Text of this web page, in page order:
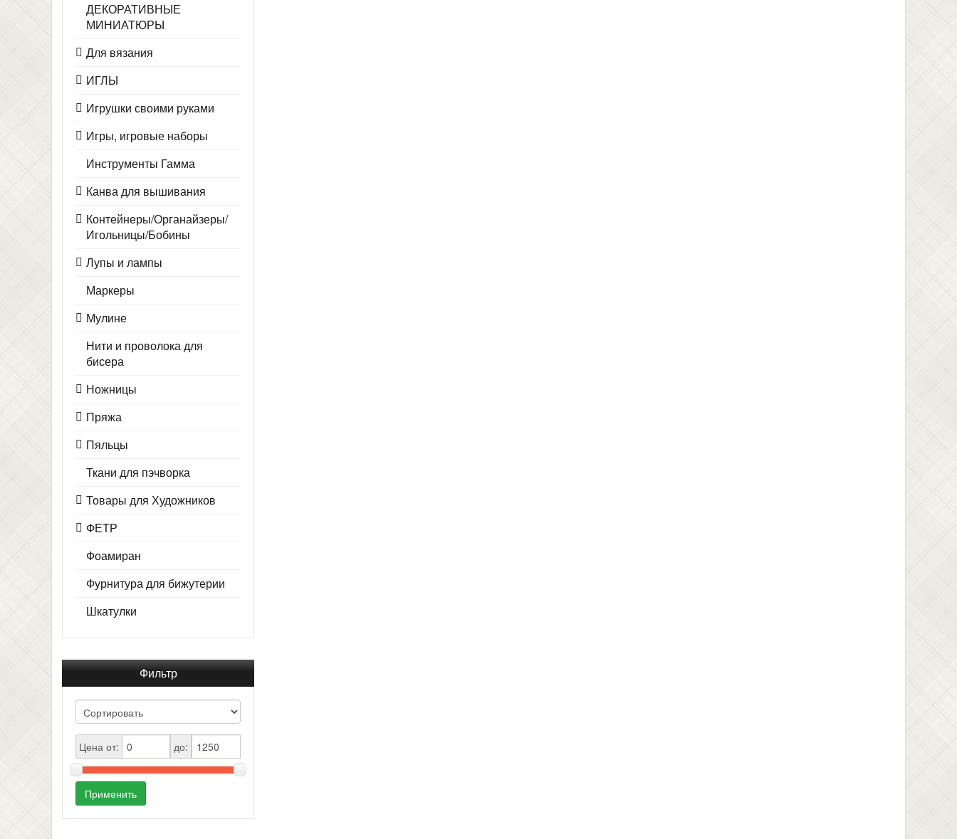
ДЕКОРАТИВНЫЕ
МИНИАТЮРЫ
Для вязания
ИГЛЫ
Игрушки своими руками
Игры, игровые наборы
Инструменты Гамма
Канва для вышивания
Контейнеры/Органайзеры/
Игольницы/Бобины
Лупы и лампы
Маркеры
Мулине
Нити и проволока для
бисера
Ножницы
Пряжа
Пяльцы
Ткани для пэчворка
Товары для Художников
ФЕТР
Фоамиран
Фурнитура для бижутерии
Шкатулки
Фильтр
Цена от: до:
Применить